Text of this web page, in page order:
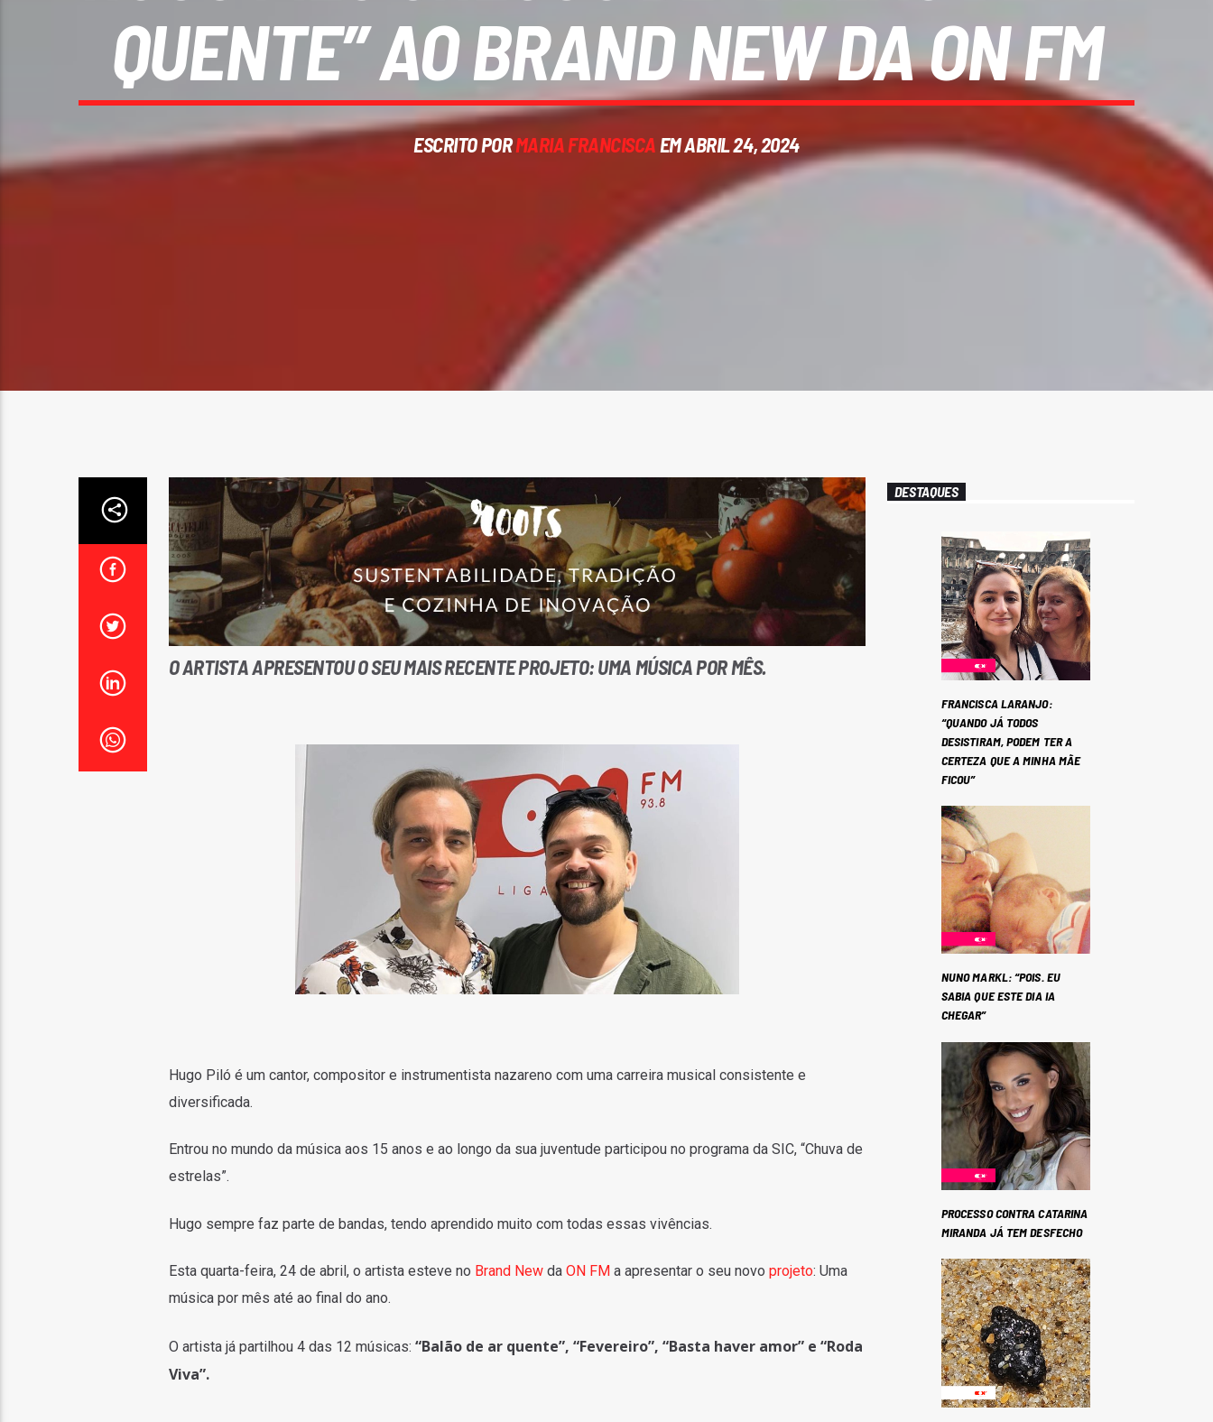
QUENTE” AO BRAND NEW DA ON FM
ESCRITO PORMARIA FRANCISCA EM ABRIL 24, 2024
O ARTISTA APRESENTOU O SEU MAIS RECENTE PROJETO: UMA MÚSICA POR MÊS.
Hugo Piló é um cantor, compositor e instrumentista nazareno com uma carreira musical consistente e
diversificada.
Entrou no mundo da música aos 15 anos e ao longo da sua juventude participou no programa da SIC, “Chuva de
estrelas”.
Hugo sempre faz parte de bandas, tendo aprendido muito com todas essas vivências.
Esta quarta-feira, 24 de abril, o artista esteve no Brand Newda ON FM a apresentar o seu novo projeto: Uma
música por mês até ao final do ano.
O artista já partilhou 4 das 12 músicas: “Balão de ar quente”, “Fevereiro”, “Basta haver amor” e “Roda
Viva”.
DESTAQUES
FRANCISCA LARANJO:
“QUANDO JÁ TODOS
DESISTIRAM, PODEM TER A
CERTEZA QUE A MINHA MÃE
FICOU”
NUNO MARKL: “POIS. EU
SABIA QUE ESTE DIA IA
CHEGAR”
PROCESSO CONTRA CATARINA
MIRANDA JÁ TEM DESFECHO